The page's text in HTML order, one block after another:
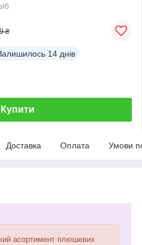
₴
14 днів
Купити
Доставка Оплата Умови
асортимент плюшевих